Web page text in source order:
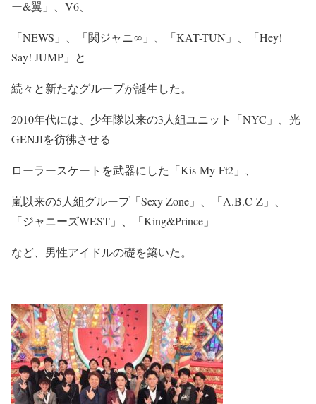
ー&翼」、V6、
「NEWS」、「関ジャニ∞」、「KAT-TUN」、「Hey!
Say! JUMP」と
続々と新たなグループが誕生した。
2010年代には、少年隊以来の3人組ユニット「NYC」、光
GENJIを彷彿させる
ローラースケートを武器にした「Kis-My-Ft2」、
嵐以来の5人組グループ「Sexy Zone」、「A.B.C-Z」、
「ジャニーズWEST」、「King&Prince」
など、男性アイドルの礎を築いた。